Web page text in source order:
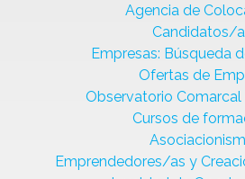
Agencia de
Candidatos/
Empresas: Búsqueda
Ofertas de
Observatorio
Cursos de
Emprendedores/as y